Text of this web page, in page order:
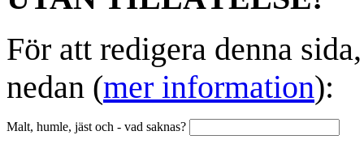
För att redigera denna
nedan (mer information):
Malt, humle, jäst och - vad saknas?